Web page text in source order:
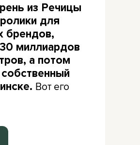
из Речицы
для
брендов,
миллиардов
а потом
Вот его